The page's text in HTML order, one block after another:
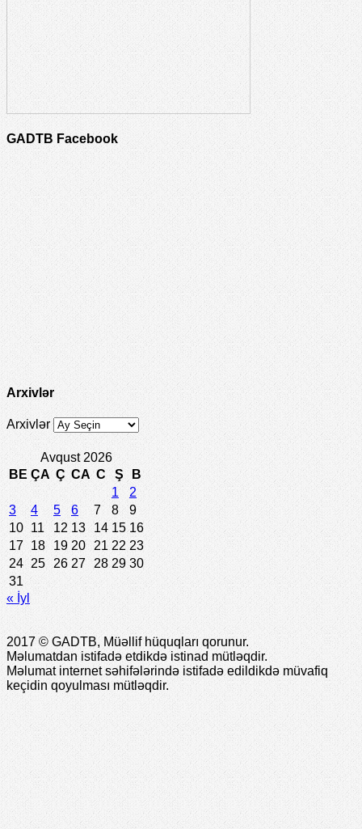
GADTB Facebook
Arxivlər
Arxivlər
Avqust 2026
BE ÇA Ç CA C Ş
B
1
2
3
4 5 6 7 8
9
10 11 12 13 14 15 16
17 18 19 20 21 22 23
24 25 26 27 28 29 30
31
« İyl
2017 © GADTB, Müəllif hüquqları qorunur.
Məlumatdan istifadə etdikdə istinad mütləqdir.
Məlumat internet səhifələrində istifadə edildikdə müvafiq
keçidin qoyulması mütləqdir.